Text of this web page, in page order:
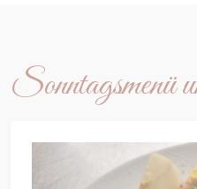
Sonntagsmenü